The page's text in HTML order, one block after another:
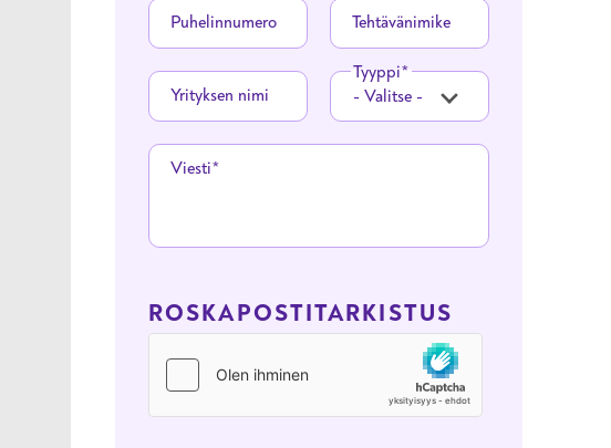
Puhelinnumero Tehtävänimike
Yrityksen nimi
Tyyppi
Viesti
ROSKAPOSTITARKISTUS